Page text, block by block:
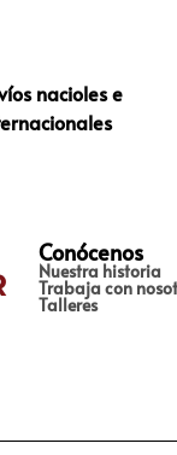
nacioles e
Conócenos
Nuestra historia
Trabaja con
Talleres